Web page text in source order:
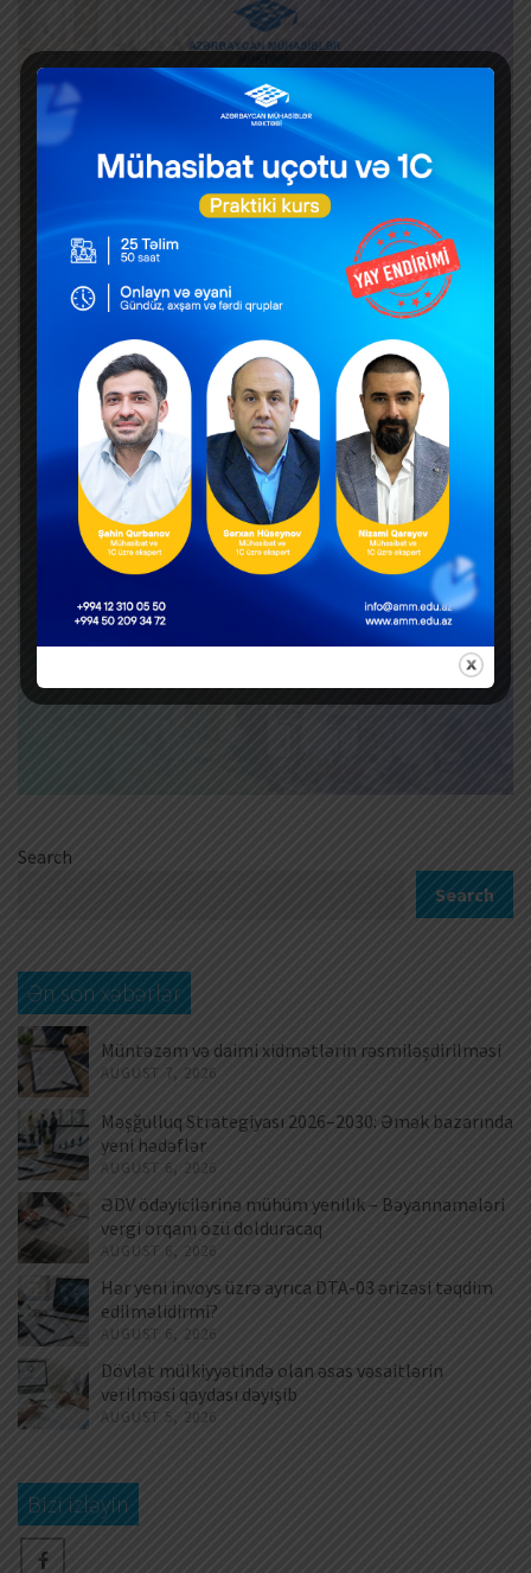
Search
Search
Ən son xəbərlər
Müntəzəm və daimi xidmətlərin rəsmiləşdirilməsi
AUGUST 7, 2026
Məşğulluq Strategiyası 2026–2030: Əmək bazarında
yeni hədəflər
AUGUST 6, 2026
ƏDV ödəyicilərinə mühüm yenilik – Bəyannamələri
vergi orqanı özü dolduracaq
AUGUST 6, 2026
Hər yeni invoys üzrə ayrıca DTA-03 ərizəsi təqdim
edilməlidirmi?
AUGUST 6, 2026
Dövlət mülkiyyətində olan əsas vəsaitlərin
verilməsi qaydası dəyişib
AUGUST 5, 2026
Bizi izləyin